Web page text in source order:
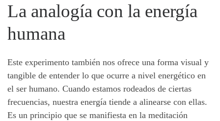
La analogía con la energía
humana
Este experimento también nos ofrece una forma visual y
tangible de entender lo que ocurre a nivel energético en
el ser humano. Cuando estamos rodeados de ciertas
frecuencias, nuestra energía tiende a alinearse con ellas.
Es un principio que se manifiesta en la meditación